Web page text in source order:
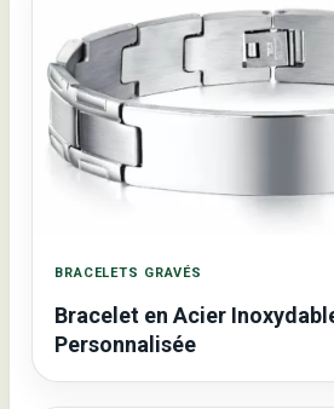
BRACELETS GRAVÉS
Bracelet en Acier
Personnalisée